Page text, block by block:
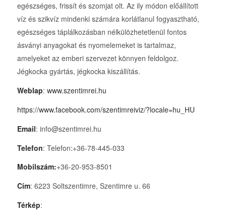
egészséges, frissít és szomjat olt. Az ily módon előállított
víz és szikvíz mindenki számára korlátlanul fogyasztható,
egészséges táplálkozásban nélkülözhetetlenül fontos
ásványi anyagokat és nyomelemeket is tartalmaz,
amelyeket az emberi szervezet könnyen feldolgoz.
Jégkocka gyártás, jégkocka kiszállítás.
Weblap: www.szentimrei.hu
https://www.facebook.com/szentimreiviz/?locale=hu_HU
Email: info@szentimrei.hu
Telefon: Telefon:+36-78-445-033
Mobilszám:+36-20-953-8501
Cím: 6223 Soltszentimre, Szentimre u. 66
Térkép: